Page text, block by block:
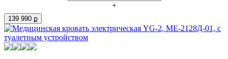
+
139 990 ք